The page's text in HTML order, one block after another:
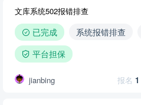
文库系统502报错排查
已完成 系统报错排查
平台担保
jianbing 报名 1